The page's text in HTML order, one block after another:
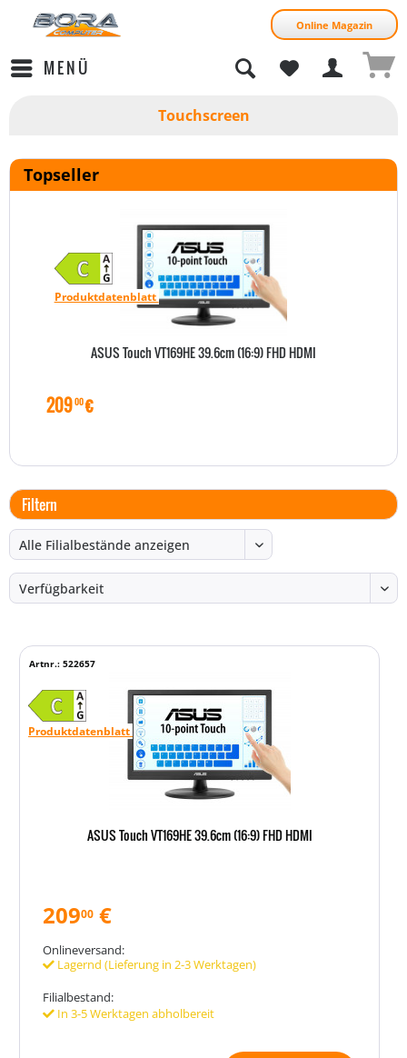
Online Magazin
MENÜ
Touchscreen
Topseller
Produktdatenblatt
ASUS Touch VT169HE 39.6cm (16:9) FHD HDMI
20900€
Filtern
Produktdatenblatt
ASUS Touch VT169HE 39.6cm (16:9) FHD HDMI
Artnr.: 522657
20900 €
Onlineversand:
Lagernd (Lieferung in 2-3 Werktagen)
Filialbestand:
In 3-5 Werktagen abholbereit